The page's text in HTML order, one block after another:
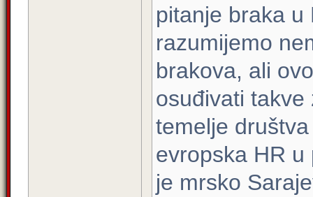
pitanje braka u
razumijemo
brakova, ali
osuđivati
temelje
evropska HR
je mrsko